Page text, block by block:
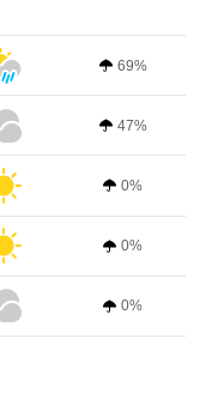
69%
47%
0%
0%
0%